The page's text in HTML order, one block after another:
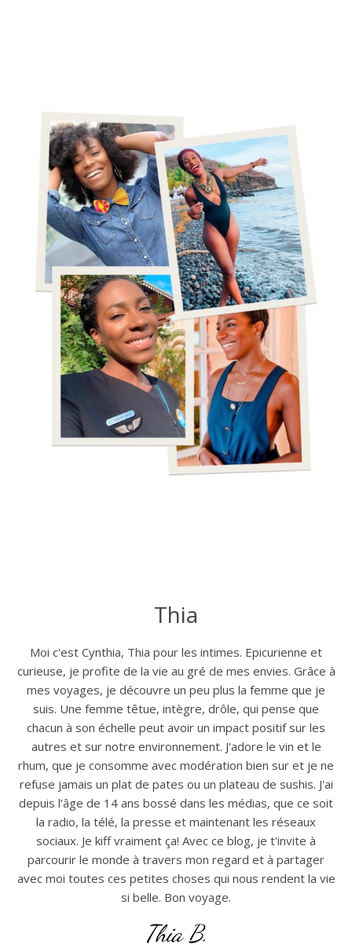
Thia
Moi c'est Cynthia, Thia pour les intimes. Epicurienne et
curieuse, je profite de la vie au gré de mes envies. Grâce à
mes voyages, je découvre un peu plus la femme que je
suis. Une femme têtue, intègre, drôle, qui pense que
chacun à son échelle peut avoir un impact positif sur les
autres et sur notre environnement. J'adore le vin et le
rhum, que je consomme avec modération bien sur et je ne
refuse jamais un plat de pates ou un plateau de sushis. J'ai
depuis l'âge de 14 ans bossé dans les médias, que ce soit
la radio, la télé, la presse et maintenant les réseaux
sociaux. Je kiff vraiment ça! Avec ce blog, je t'invite à
parcourir le monde à travers mon regard et à partager
avec moi toutes ces petites choses qui nous rendent la vie
si belle. Bon voyage.
Thia B.